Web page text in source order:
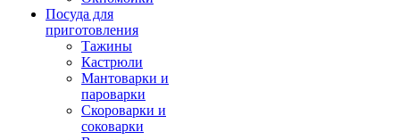
Посуда для
приготовления
Тажины
Кастрюли
Мантоварки и
пароварки
Скороварки и
соковарки